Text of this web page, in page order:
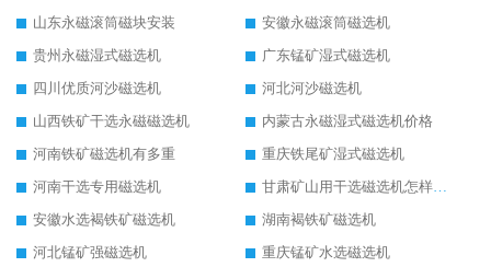
山东永磁滚筒磁块安装
安徽永磁滚筒磁选机
贵州永磁湿式磁选机
广东锰矿湿式磁选机
四川优质河沙磁选机
河北河沙磁选机
山西铁矿干选永磁磁选机
内蒙古永磁湿式磁选机价格
河南铁矿磁选机有多重
重庆铁尾矿湿式磁选机
河南干选专用磁选机
甘肃矿山用干选磁选机怎样调磁
安徽水选褐铁矿磁选机
湖南褐铁矿磁选机
河北锰矿强磁选机
重庆锰矿水选磁选机